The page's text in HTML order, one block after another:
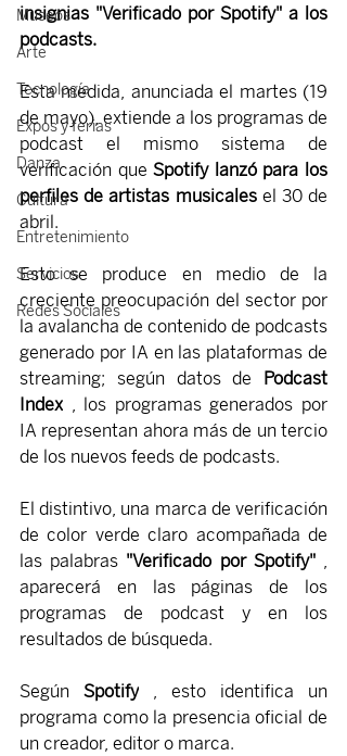
Museos
Arte
Tecnología
Expos y ferias
Danza
Cultura
Entretenimiento
Servicios
Redes Sociales
insignias "Verificado por Spotify" a los
podcasts.
Esta medida, anunciada el martes (19
de mayo), extiende a los programas de
podcast el mismo sistema de
verificación que Spotify lanzó para los
perfiles de artistas musicales el 30 de
abril.
Esto se produce en medio de la
creciente preocupación del sector por
la avalancha de contenido de podcasts
generado por IA en las plataformas de
streaming; según datos de
Podcast
Index , los programas generados por
IA representan ahora más de un tercio
de los nuevos feeds de podcasts.
El distintivo, una marca de verificación
de color verde claro acompañada de
las palabras "Verificado por Spotify" ,
aparecerá en las páginas de los
programas de podcast y en los
resultados de búsqueda.
Según Spotify , esto identifica un
programa como la presencia oficial de
un creador, editor o marca.